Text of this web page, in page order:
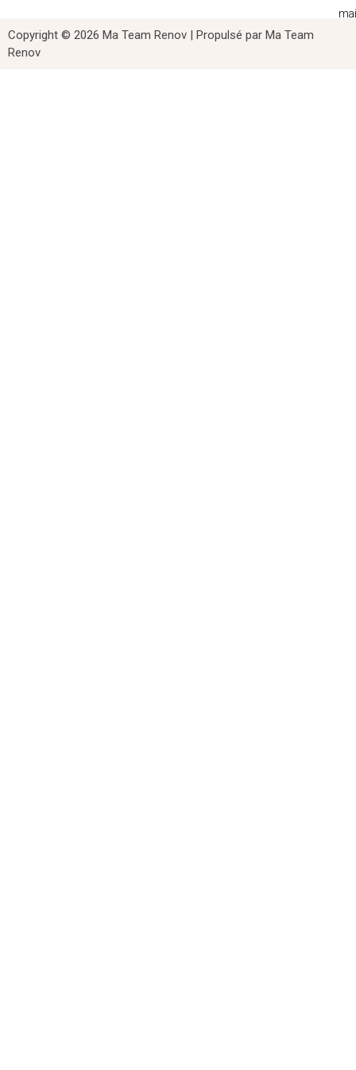
Copyright © 2026 Ma Team Renov | Propulsé par Ma Team
Renov